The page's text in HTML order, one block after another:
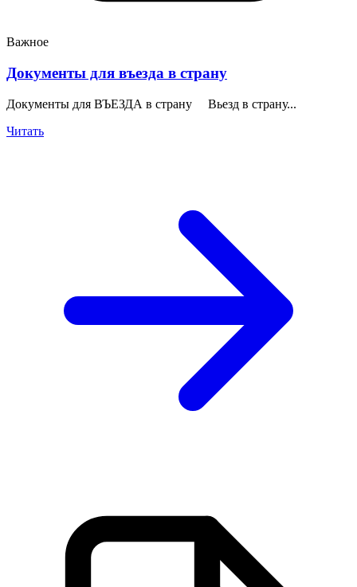
Важное
Документы для въезда в страну
Документы для ВЪЕЗДА в страну Вьезд в страну...
Читать